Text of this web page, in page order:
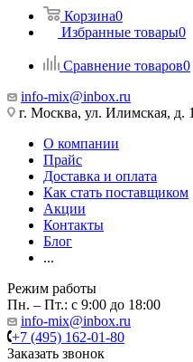
Корзина0
Избранные товары0
Сравнение товаров0
info-mix@inbox.ru
г. Москва, ул. Илимская, д.
О компании
Прайс
Доставка и оплата
Как стать поставщиком
Акции
Контакты
Блог
...
Режим работы
Пн. – Пт.: с 9:00 до 18:00
info-mix@inbox.ru
+7 (495) 162-01-80
Заказать звонок